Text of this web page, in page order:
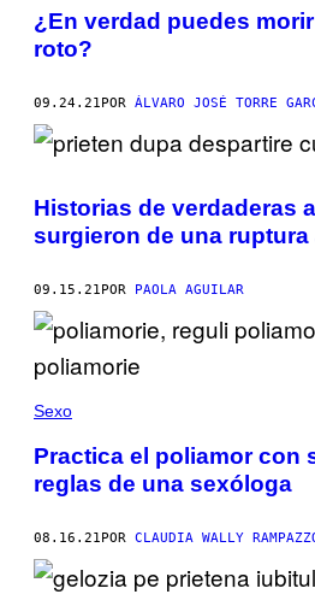
¿En verdad puedes
roto?
09.24.21POR ÁLVARO JOSÉ TORRE
Historias de verdaderas
surgieron de una ruptura
09.15.21 POR PAOLA AGUILAR
Sexo
Practica el poliamor con
reglas de una sexóloga
08.16.21 POR CLAUDIA WALLY